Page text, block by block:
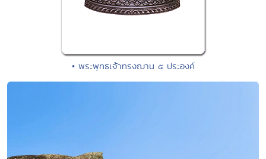
• พระพุทธเจ้าทรงฌาน ๕ ประองค์